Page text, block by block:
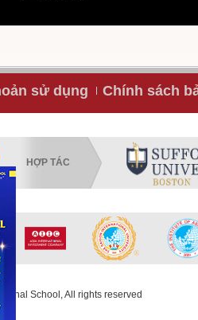
sử dụng Chính sách
HỢP TÁC
School, All rights reserved